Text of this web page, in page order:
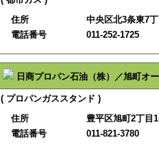
住所
中央区北3条東7
電話番号
011-252-1725
日商プロパン石油（株）／旭町オ
( プロパンガススタンド )
住所
豊平区旭町2丁目
電話番号
011-821-3780